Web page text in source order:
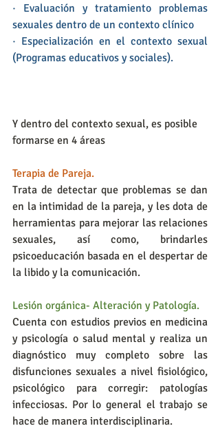
·
Evaluación y tratamiento problemas
sexuales dentro de un contexto clínico
· Especialización en el contexto sexual
(Programas educativos y sociales).
Y dentro del contexto sexual, es posible
formarse en 4 áreas
Terapia de Pareja.
Trata de detectar que problemas se dan
en la intimidad de la pareja, y les dota de
herramientas para mejorar las relaciones
sexuales, así como, brindarles
psicoeducación basada en el despertar de
la libido y la comunicación.
Lesión orgánica- Alteración y Patología.
Cuenta con estudios previos en medicina
y psicología o salud mental y realiza un
diagnóstico muy completo sobre las
disfunciones sexuales a nivel fisiológico,
psicológico para corregir: patologías
infecciosas. Por lo general el trabajo se
hace de manera interdisciplinaria.